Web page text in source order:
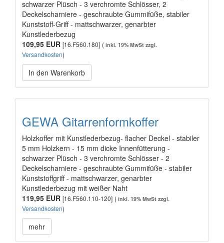
schwarzer Plüsch - 3 verchromte Schlösser, 2
Deckelscharniere - geschraubte Gummifüße, stabiler
Kunststoff-Griff - mattschwarzer, genarbter
Kunstlederbezug
109,95 EUR [16.F560.180] ( inkl. 19% MwSt zzgl.
Versandkosten)
In den Warenkorb
GEWA Gitarrenformkoffer
Holzkoffer mit Kunstlederbezug- flacher Deckel - stabiler
5 mm Holzkern - 15 mm dicke Innenfütterung -
schwarzer Plüsch - 3 verchromte Schlösser - 2
Deckelscharniere - geschraubte Gummifüße - stabiler
Kunststoffgriff - mattschwarzer, genarbter
Kunstlederbezug mit weißer Naht
119,95 EUR [16.F560.110-120] ( inkl. 19% MwSt zzgl.
Versandkosten)
mehr